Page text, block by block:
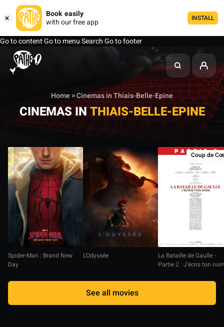
Book easily
with our free app
INSTALL
Go to contentGo to menuSearchGo to footer
Home > Cinemas in Thiais-Belle-Epine
CINEMAS INTHIAIS-BELLE-EPINE
See all movies
Spider-Man : Brand New
Day
L'Odyssée
La Bataille de Gaulle -
Partie 2 : J’écris ton
Coup de